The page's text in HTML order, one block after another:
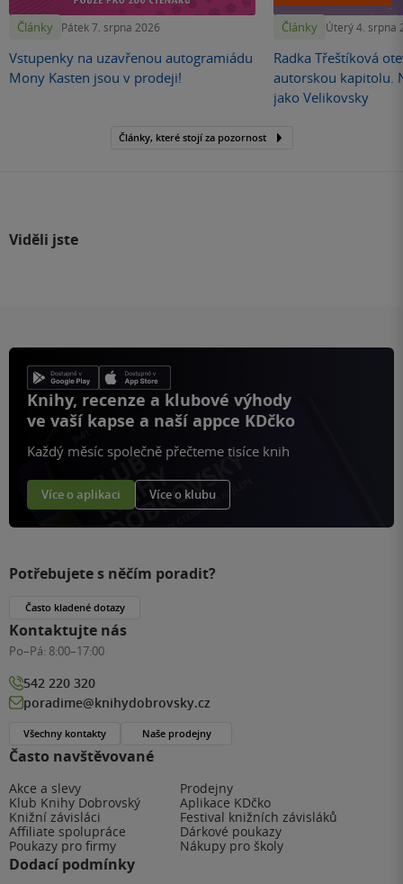
Články Pátek 7. srpna 2026
Vstupenky na uzavřenou autogramiádu
Mony Kasten jsou v prodeji!
Články Úterý 4. srpna
Radka Třeštíková
autorskou kapitolu.
jako Velikovsky
Články, které stojí za pozornost
Viděli jste
Knihy, recenze a klubové výhody
ve vaší kapse a naší appce KDčko
Každý měsíc společně přečteme tisíce knih
Více o aplikaci Více o klubu
Často navštěvované
Akce a slevy
Prodejny
Klub Knihy Dobrovský
Aplikace KDčko
Knižní závisláci
Festival knižních závisláků
Affiliate spolupráce
Dárkové poukazy
Poukazy pro firmy
Nákupy pro školy
Dodací podmínky
Potřebujete s něčím poradit?
Často kladené dotazy
Kontaktujte nás
Po–Pá: 8:00–17:00
542 220 320
poradime@knihydobrovsky.cz
Všechny kontakty Naše prodejny